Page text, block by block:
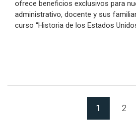
ofrece beneficios exclusivos para
administrativo, docente y sus
curso “Historia de los Estados
1 (Página
2